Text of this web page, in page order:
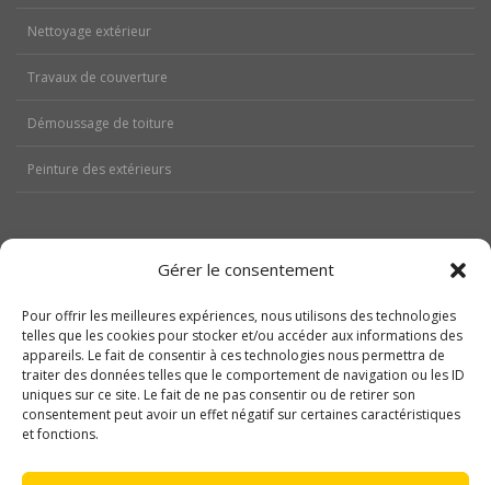
Gérer le consentement
Pour offrir les meilleures expériences, nous utilisons des technologies
telles que les cookies pour stocker et/ou accéder aux informations des
appareils. Le fait de consentir à ces technologies nous permettra de
traiter des données telles que le comportement de navigation ou les ID
uniques sur ce site. Le fait de ne pas consentir ou de retirer son
consentement peut avoir un effet négatif sur certaines caractéristiques
et fonctions.
Nettoyage extérieur
Travaux de couverture
Démoussage de toiture
Peinture des extérieurs
Nos réalisations
Contactez-nous
Politique de cookies (UE)
Mentions légales